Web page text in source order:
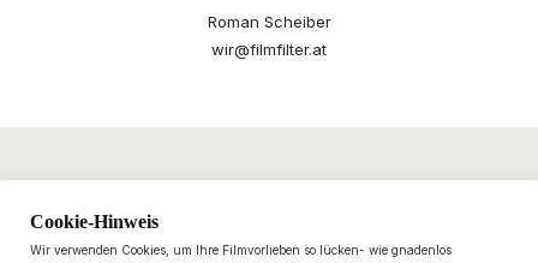
Roman Scheiber
wir@filmfilter.at
Cookie-Hinweis
Wir verwenden Cookies, um Ihre Filmvorlieben so lücken- wie gnadenlos